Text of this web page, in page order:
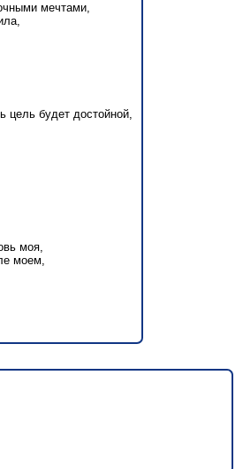
мечтами,
цель будет достойной,
моя,
моем,